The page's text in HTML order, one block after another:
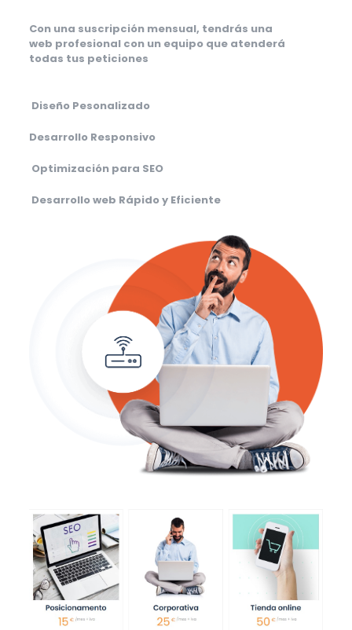
Con una suscripción mensual, tendrás una
web profesional con un equipo que atenderá
todas tus peticiones
Diseño Pesonalizado
Desarrollo Responsivo
Optimización para SEO
Desarrollo web Rápido y Eficiente